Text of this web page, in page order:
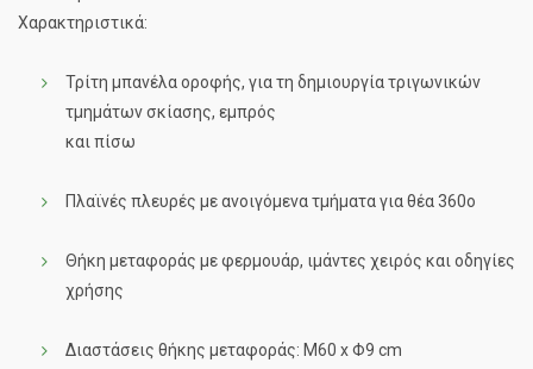
Χαρακτηριστικά:
Τρίτη μπανέλα οροφής, για τη δημιουργία τριγωνικών
τμημάτων σκίασης, εμπρός
και πίσω
Πλαϊνές πλευρές με ανοιγόμενα τμήματα για θέα 360ο
Θήκη μεταφοράς με φερμουάρ, ιμάντες χειρός και οδηγίες
χρήσης
Διαστάσεις θήκης μεταφοράς: Μ60 x Φ9 cm